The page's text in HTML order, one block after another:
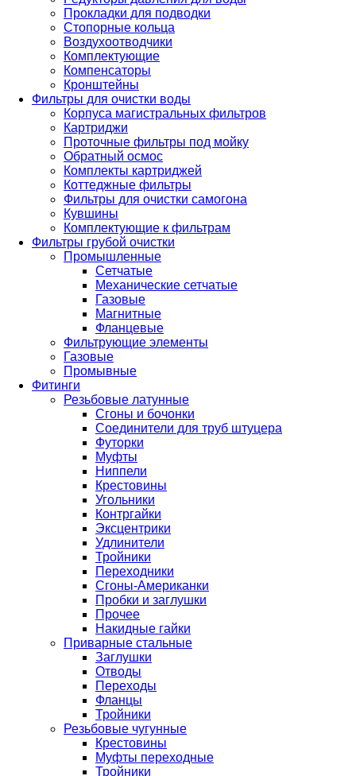
Прокладки для подводки
Стопорные кольца
Воздухоотводчики
Комплектующие
Компенсаторы
Кронштейны
Фильтры для очистки воды
Корпуса магистральных фильтров
Картриджи
Проточные фильтры под мойку
Обратный осмос
Комплекты картриджей
Коттеджные фильтры
Фильтры для очистки самогона
Кувшины
Комплектующие к фильтрам
Фильтры грубой очистки
Промышленные
Сетчатые
Механические сетчатые
Газовые
Магнитные
Фланцевые
Фильтрующие элементы
Газовые
Промывные
Фитинги
Резьбовые латунные
Сгоны и бочонки
Соединители для труб штуцера
Футорки
Муфты
Ниппели
Крестовины
Угольники
Контргайки
Эксцентрики
Удлинители
Тройники
Переходники
Сгоны-Американки
Пробки и заглушки
Прочее
Накидные гайки
Приварные стальные
Заглушки
Отводы
Переходы
Фланцы
Тройники
Резьбовые чугунные
Крестовины
Муфты переходные
Тройники